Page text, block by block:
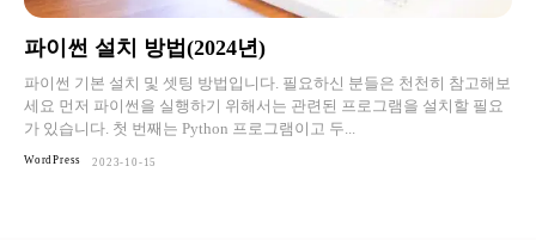
파이썬 설치 방법(2024년)
파이썬 기본 설치 및 셋팅 방법입니다. 필요하신 분들은 천천히 참고해보
세요 먼저 파이썬을 실행하기 위해서는 관련된 프로그램을 설치할 필요
가 있습니다. 첫 번째는 Python 프로그램이고 두...
WordPress 2023-10-15